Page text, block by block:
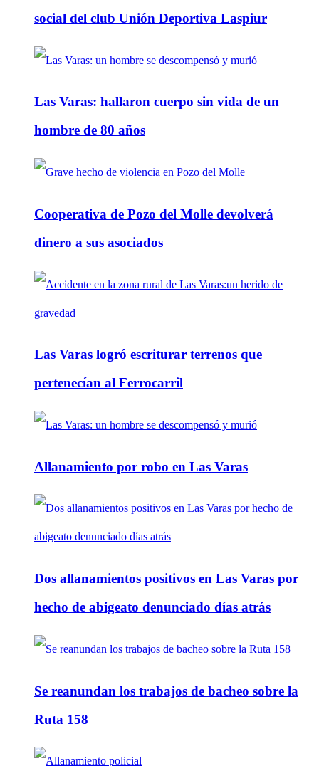
social del club Unión Deportiva Laspiur
Las Varas: hallaron cuerpo sin vida de un
hombre de 80 años
Cooperativa de Pozo del Molle devolverá
dinero a sus asociados
Las Varas logró escriturar terrenos que
pertenecían al Ferrocarril
Allanamiento por robo en Las Varas
Dos allanamientos positivos en Las Varas por
hecho de abigeato denunciado días atrás
Se reanundan los trabajos de bacheo sobre la
Ruta 158